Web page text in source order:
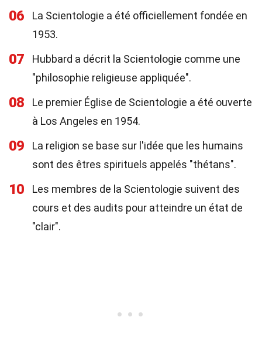
06
La Scientologie a été officiellement fondée en
1953.
07
Hubbard a décrit la Scientologie comme une
"philosophie religieuse appliquée".
08
Le premier Église de Scientologie a été ouverte
à Los Angeles en 1954.
09
La religion se base sur l'idée que les humains
sont des êtres spirituels appelés "thétans".
10
Les membres de la Scientologie suivent des
cours et des audits pour atteindre un état de
"clair".